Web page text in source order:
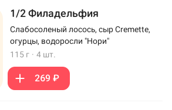
1/2 Филадельфия
Слабосоленый лосось, сыр Cremette,
огурцы, водоросли "Нори"
115 г · 4 шт.
269 ₽